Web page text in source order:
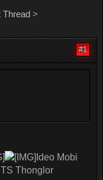
Thread>
#1
Ideo Mobi
Thonglor